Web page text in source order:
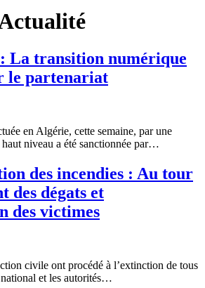
La transition numérique
le partenariat
en Algérie, cette semaine, par une
niveau a été sanctionnée par…
des incendies : Au tour
des dégats et
des victimes
civile ont procédé à l’extinction de tous
et les autorités…